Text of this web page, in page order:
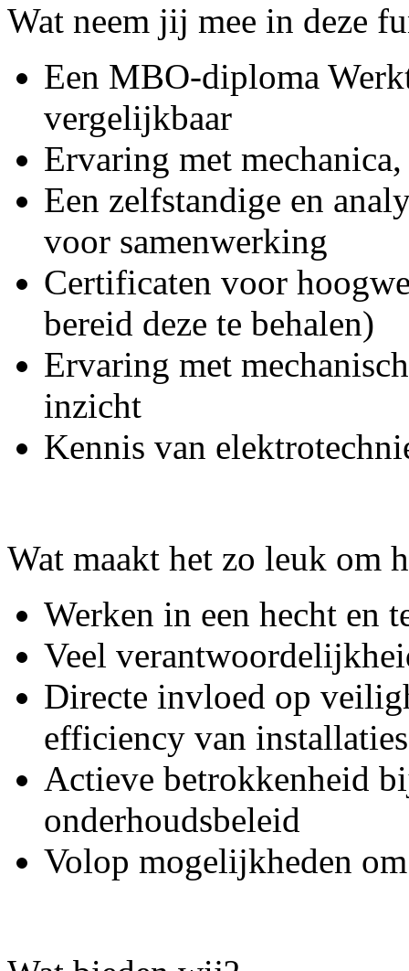
Wat neem jij mee in deze
Een MBO-diploma
vergelijkbaar
Ervaring met
Een zelfstandige en
voor samenwerking
Certificaten voor
bereid deze te behalen)
Ervaring met
inzicht
Kennis van
Wat maakt het zo leuk om
Werken in een hecht en
Veel
Directe invloed op
efficiency van installaties
Actieve betrokkenheid
onderhoudsbeleid
Volop mogelijkheden